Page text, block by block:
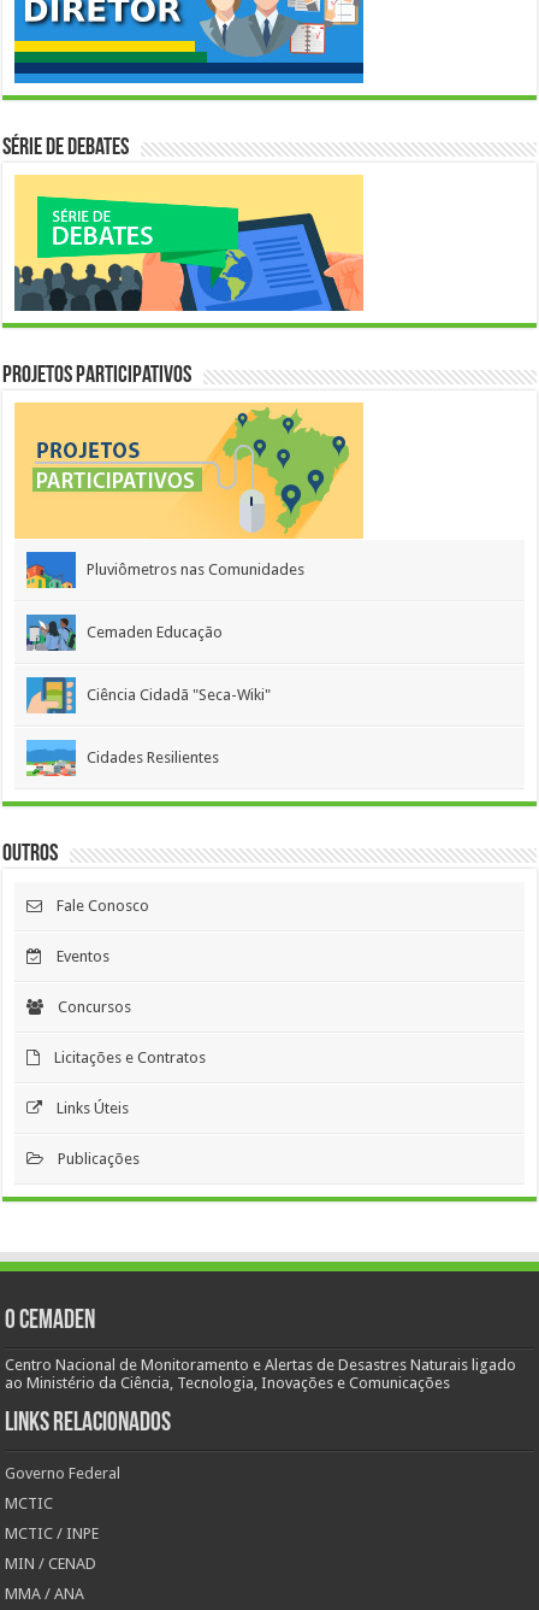
Série de Debates
Projetos Participativos
Pluviômetros nas Comunidades
Cemaden Educação
Ciência Cidadã "Seca-Wiki"
Cidades Resilientes
Outros
Fale Conosco
Eventos
Concursos
Licitações e Contratos
Links Úteis
Publicações
O Cemaden
Centro Nacional de Monitoramento e Alertas de Desastres Naturais ligado
ao Ministério da Ciência, Tecnologia, Inovações e Comunicações
Links Relacionados
Governo Federal
MCTIC
MCTIC / INPE
MIN / CENAD
MMA / ANA